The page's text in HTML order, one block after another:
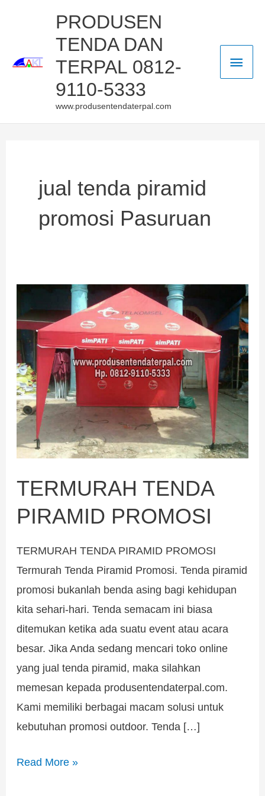
PRODUSEN
TENDA DAN
TERPAL 0812-
9110-5333
www.produsentendaterpal.com
jual tenda piramid
promosi Pasuruan
TERMURAH TENDA
PIRAMID PROMOSI
TERMURAH TENDA PIRAMID PROMOSI
Termurah Tenda Piramid Promosi. Tenda piramid
promosi bukanlah benda asing bagi kehidupan
kita sehari-hari. Tenda semacam ini biasa
ditemukan ketika ada suatu event atau acara
besar. Jika Anda sedang mencari toko online
yang jual tenda piramid, maka silahkan
memesan kepada produsentendaterpal.com.
Kami memiliki berbagai macam solusi untuk
kebutuhan promosi outdoor. Tenda […]
TERMURAH
TENDA
PIRAMID
PROMOSI
Read More »